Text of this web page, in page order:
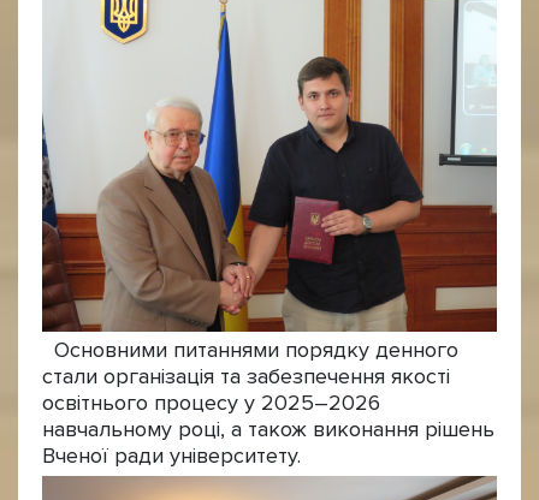
Основними питаннями порядку денного
стали організація та забезпечення якості
освітнього процесу у 2025–2026
навчальному році, а також виконання рішень
Вченої ради університету.